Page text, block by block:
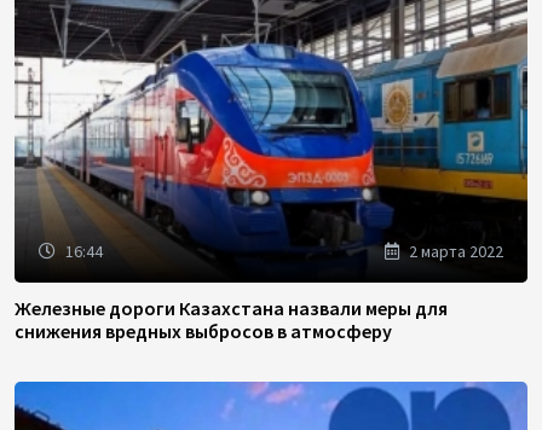
16:44 2 марта 2022
Железные дороги Казахстана назвали меры для
снижения вредных выбросов в атмосферу